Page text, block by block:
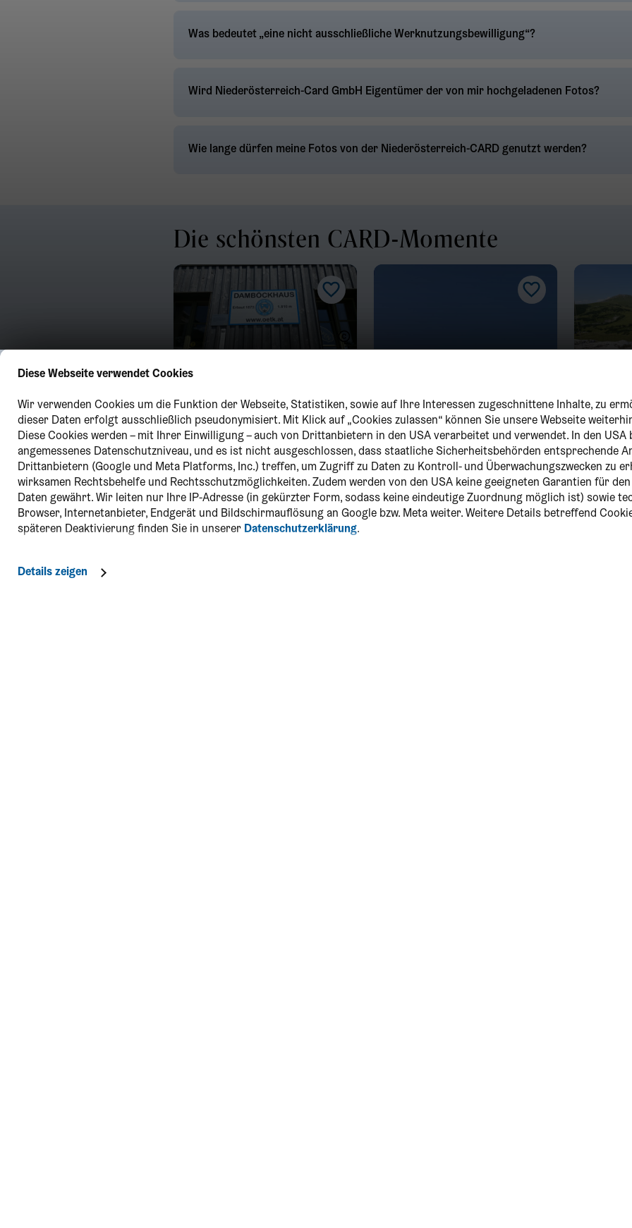
Diese Webseite verwendet Cookies
Wir verwenden Cookies um die Funktion der Webseite, Statistiken, sowie auf Ihre Interessen zugeschnittene Inhalte, zu
dieser Daten erfolgt ausschließlich pseudonymisiert. Mit Klick auf „Cookies zulassen“ können Sie unsere Webseite
Diese Cookies werden – mit Ihrer Einwilligung – auch von Drittanbietern in den USA verarbeitet und verwendet. In den
angemessenes Datenschutzniveau, und es ist nicht ausgeschlossen, dass staatliche Sicherheitsbehörden entsprechende
Drittanbietern (Google und Meta Platforms, Inc.) treffen, um Zugriff zu Daten zu Kontroll- und Überwachungszwecken zu
wirksamen Rechtsbehelfe und Rechtsschutzmöglichkeiten. Zudem werden von den USA keine geeigneten Garantien für
Daten gewährt. Wir leiten nur Ihre IP-Adresse (in gekürzter Form, sodass keine eindeutige Zuordnung möglich ist) sowie
Browser, Internetanbieter, Endgerät und Bildschirmauflösung an Google bzw. Meta weiter. Weitere Details betreffend
späteren Deaktivierung finden Sie in unserer Datenschutzerklärung.
Details zeigen
Was bedeutet „eine nicht ausschließliche Werknutzungsbewilligung“?
Wird Niederösterreich-Card GmbH Eigentümer der von mir hochgeladenen Fotos?
Wie lange dürfen meine Fotos von der Niederösterreich-CARD genutzt werden?
Die schönsten CARD-Momente